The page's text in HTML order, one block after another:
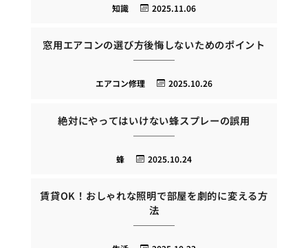
2025.11.06
知識
窓用エアコンの選び方後悔しないためのポイント
2025.10.26
エアコン修理
絶対にやってはいけない蜂スプレーの誤用
2025.10.24
蜂
賃貸OK！おしゃれな照明で部屋を劇的に変える方
法